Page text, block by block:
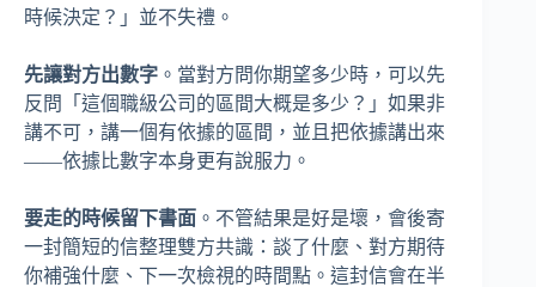
時候決定？」並不失禮。
先讓對方出數字 。當對方問你期望多少時，可以先
反問「這個職級公司的區間大概是多少？」如果非
講不可，講一個有依據的區間，並且把依據講出來
——依據比數字本身更有說服力。
要走的時候留下書面 。不管結果是好是壞，會後寄
一封簡短的信整理雙方共識：談了什麼、對方期待
你補強什麼、下一次檢視的時間點。這封信會在半